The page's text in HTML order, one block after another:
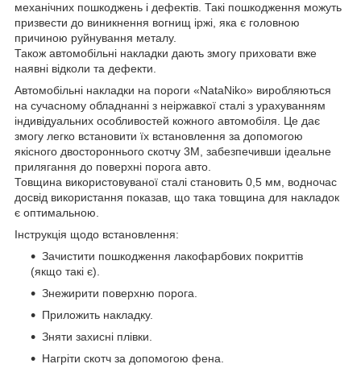
механічних пошкоджень і дефектів. Такі пошкодження можуть
призвести до виникнення вогнищ іржі, яка є головною
причиною руйнування металу.
Також автомобільні накладки дають змогу приховати вже
наявні відколи та дефекти.
Автомобільні накладки на пороги «NataNiko» виробляються
на сучасному обладнанні з неіржавкої сталі з урахуванням
індивідуальних особливостей кожного автомобіля. Це дає
змогу легко встановити їх встановлення за допомогою
якісного двостороннього скотчу 3M, забезпечивши ідеальне
прилягання до поверхні порога авто.
Товщина використовуваної сталі становить 0,5 мм, водночас
досвід використання показав, що така товщина для накладок
є оптимальною.
Інструкція щодо встановлення:
Зачистити пошкодження лакофарбових покриттів
(якщо такі є).
Знежирити поверхню порога.
Приложить накладку.
Зняти захисні плівки.
Нагріти скотч за допомогою фена.